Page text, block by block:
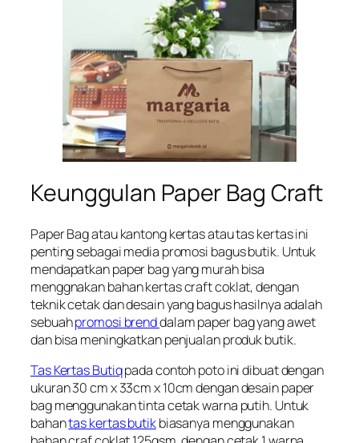
Keunggulan Paper Bag Craft
Paper Bag atau kantong kertas atau tas kertas ini
penting sebagai media promosi bagus butik. Untuk
mendapatkan paper bag yang murah bisa
menggnakan bahan kertas craft coklat, dengan
teknik cetak dan desain yang bagus hasilnya adalah
sebuahpromosi brenddalam paper bag yang awet
dan bisa meningkatkan penjualan produk butik.
Tas Kertas Butiqpada contoh poto ini dibuat dengan
ukuran 30 cm x 33cm x 10cm dengan desain paper
bag menggunakan tinta cetak warna putih. Untuk
bahantas kertas butikbiasanya menggunakan